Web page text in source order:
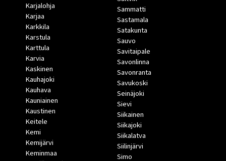
Karjalohja
Karjaa
Karkkila
Karstula
Karttula
Karvia
Kaskinen
Kauhajoki
Kauhava
Kauniainen
Kaustinen
Keitele
Kemi
Kemijärvi
Keminmaa
Sammatti
Sastamala
Satakunta
Sauvo
Savitaipale
Savonlinna
Savonranta
Savukoski
Seinäjoki
Sievi
Siikainen
Siikajoki
Siikalatva
Siilinjärvi
Simo